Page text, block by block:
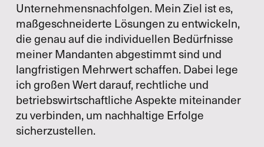
Unternehmensnachfolgen. Mein Ziel ist es,
maßgeschneiderte Lösungen zu entwickeln,
die genau auf die individuellen Bedürfnisse
meiner Mandanten abgestimmt sind und
langfristigen Mehrwert schaffen. Dabei lege
ich großen Wert darauf, rechtliche und
betriebswirtschaftliche Aspekte miteinander
zu verbinden, um nachhaltige Erfolge
sicherzustellen.